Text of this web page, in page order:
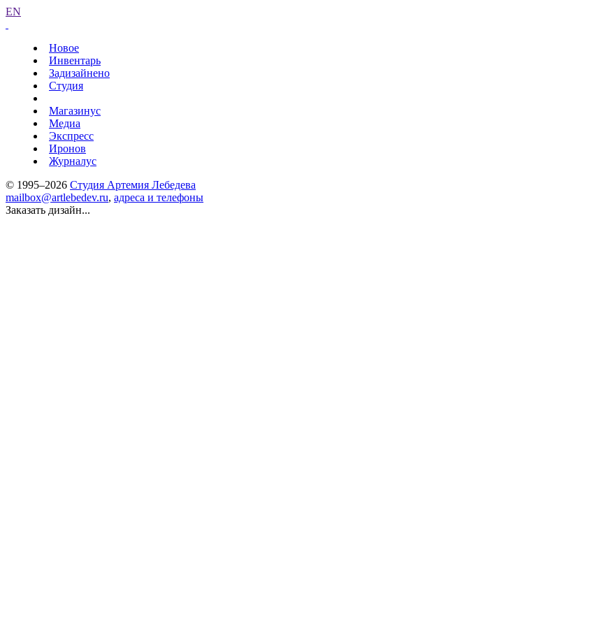
EN
Новое
Инвентарь
Задизайнено
Студия
Магазинус
Медиа
Экспресс
Иронов
Журналус
© 1995–2026 Студия Артемия Лебедева
mailbox@artlebedev.ru, адреса и телефоны
Заказать дизайн...